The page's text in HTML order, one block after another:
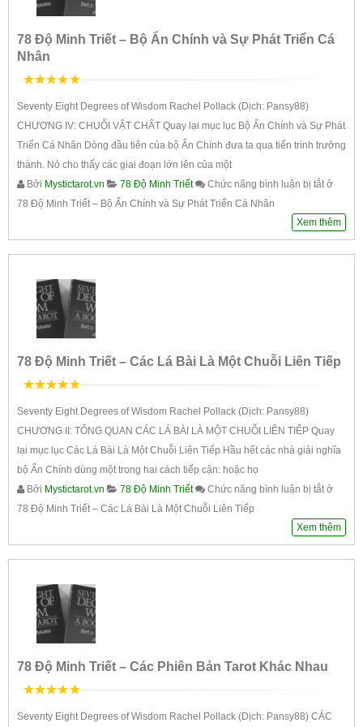
78 Độ Minh Triết – Bộ Ẩn Chính và Sự Phát Triển Cá
Nhân
Seventy Eight Degrees of Wisdom Rachel Pollack (Dịch: Pansy88)
CHƯƠNG IV: CHUỖI VẬT CHẤT Quay lại mục lục Bộ Ẩn Chính và Sự Phát
Triển Cá Nhân Dòng đầu tiên của bộ Ẩn Chính đưa ta qua tiến trình trưởng
thành. Nó cho thấy các giai đoạn lớn lên của một
Bởi Mystictarot.vn 78 Độ Minh Triết Chức năng bình luận bị tắtở
78 Độ Minh Triết – Bộ Ẩn Chính và Sự Phát Triển Cá Nhân
Xem thêm
78 Độ Minh Triết – Các Lá Bài Là Một Chuỗi Liên Tiếp
Seventy Eight Degrees of Wisdom Rachel Pollack (Dịch: Pansy88)
CHƯƠNG II: TỔNG QUAN CÁC LÁ BÀI LÀ MỘT CHUỖI LIÊN TIẾP Quay
lại mục lục Các Lá Bài Là Một Chuỗi Liên Tiếp Hầu hết các nhà giải nghĩa
bộ Ẩn Chính dùng một trong hai cách tiếp cận: hoặc họ
Bởi Mystictarot.vn 78 Độ Minh Triết Chức năng bình luận bị tắtở
78 Độ Minh Triết – Các Lá Bài Là Một Chuỗi Liên Tiếp
Xem thêm
78 Độ Minh Triết – Các Phiên Bản Tarot Khác Nhau
Seventy Eight Degrees of Wisdom Rachel Pollack (Dịch: Pansy88) CÁC